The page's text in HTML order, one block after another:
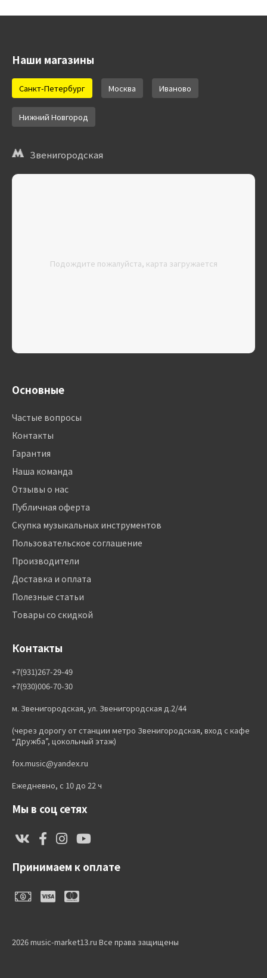
Наши магазины
Санкт-Петербург Москва Иваново
Нижний Новгород
Звенигородская
Подождите пожалуйста, карта загружается
Основные
Частые вопросы
Контакты
Гарантия
Наша команда
Отзывы о нас
Публичная оферта
Скупка музыкальных инструментов
Пользовательское соглашение
Производители
Доставка и оплата
Полезные статьи
Товары со скидкой
Контакты
+7(931)267-29-49
+7(930)006-70-30
м. Звенигородская, ул. Звенигородская д.2/44
(через дорогу от станции метро Звенигородская, вход с кафе
“Дружба”, цокольный этаж)
fox.music@yandex.ru
Ежедневно, с 10 до 22 ч
Мы в соц сетях
Принимаем к оплате
2026 music-market13.ru Все права защищены